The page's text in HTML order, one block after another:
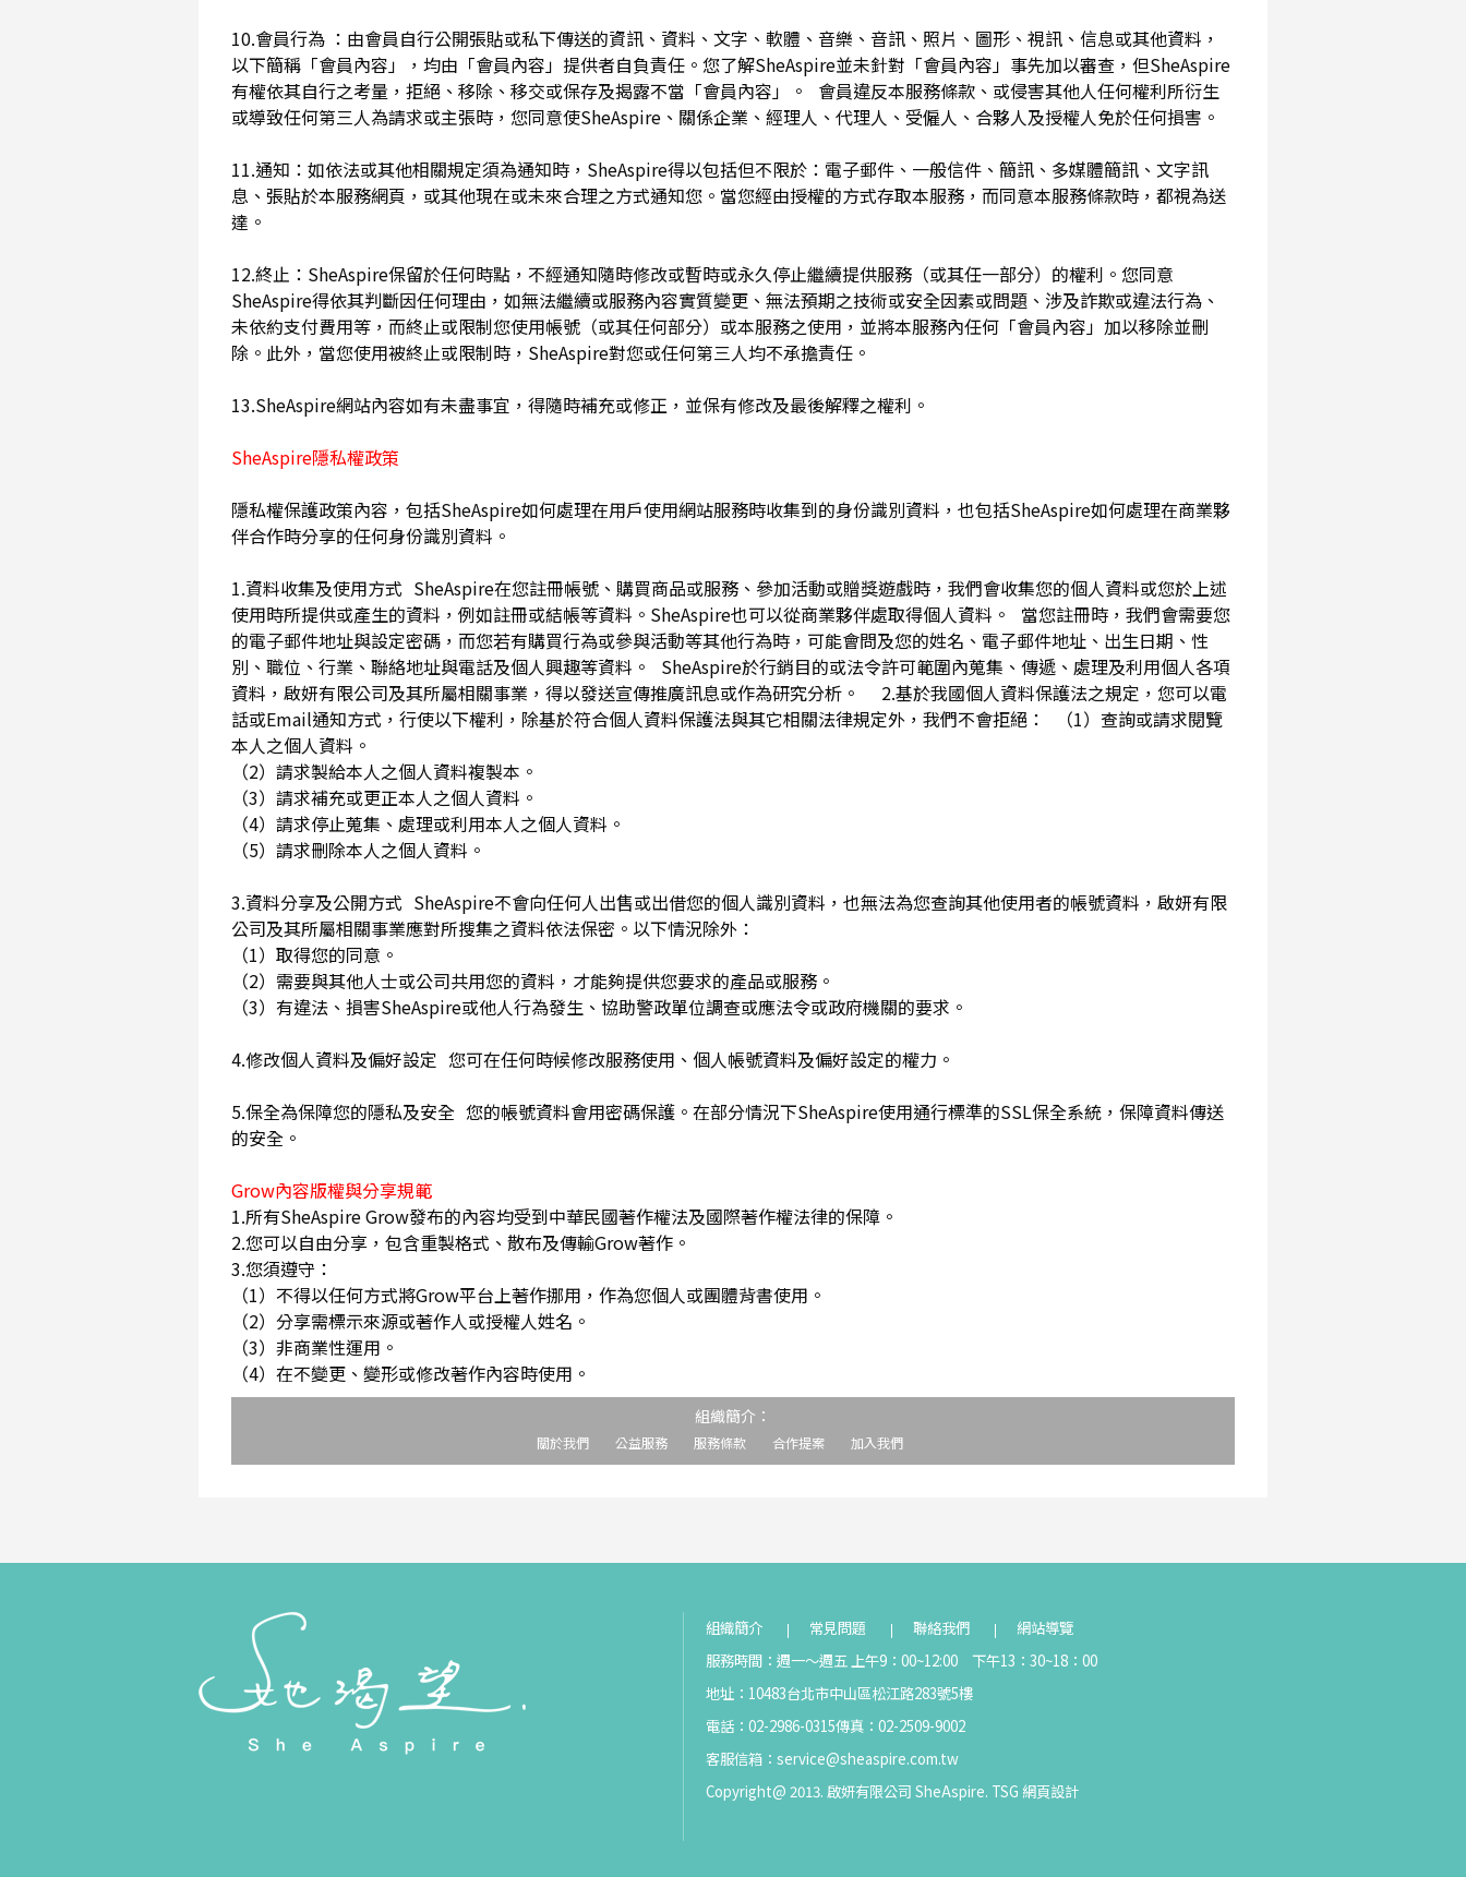
10.會員行為 ：由會員自行公開張貼或私下傳送的資訊、資料、文字、軟體、音樂、音訊、照片、圖形、視訊、信息或其他資料，
以下簡稱「會員內容」，均由「會員內容」提供者自負責任。您了解SheAspire並未針對「會員內容」事先加以審查，但SheAspire
有權依其自行之考量，拒絕、移除、移交或保存及揭露不當「會員內容」。 會員違反本服務條款、或侵害其他人任何權利所衍生
或導致任何第三人為請求或主張時，您同意使SheAspire、關係企業、經理人、代理人、受僱人、合夥人及授權人免於任何損害。
11.通知：如依法或其他相關規定須為通知時，SheAspire得以包括但不限於：電子郵件、一般信件、簡訊、多媒體簡訊、文字訊
息、張貼於本服務網頁，或其他現在或未來合理之方式通知您。當您經由授權的方式存取本服務，而同意本服務條款時，都視為送
達。
12.終止：SheAspire保留於任何時點，不經通知隨時修改或暫時或永久停止繼續提供服務（或其任一部分）的權利。您同意
SheAspire得依其判斷因任何理由，如無法繼續或服務內容實質變更、無法預期之技術或安全因素或問題、涉及詐欺或違法行為、
未依約支付費用等，而終止或限制您使用帳號（或其任何部分）或本服務之使用，並將本服務內任何「會員內容」加以移除並刪
除。此外，當您使用被終止或限制時，SheAspire對您或任何第三人均不承擔責任。
13.SheAspire網站內容如有未盡事宜，得隨時補充或修正，並保有修改及最後解釋之權利。
SheAspire隱私權政策
隱私權保護政策內容，包括SheAspire如何處理在用戶使用網站服務時收集到的身份識別資料，也包括SheAspire如何處理在商業夥
伴合作時分享的任何身份識別資料。
1.資料收集及使用方式 SheAspire在您註冊帳號、購買商品或服務、參加活動或贈獎遊戲時，我們會收集您的個人資料或您於上述
使用時所提供或產生的資料，例如註冊或結帳等資料。SheAspire也可以從商業夥伴處取得個人資料。 當您註冊時，我們會需要您
的電子郵件地址與設定密碼，而您若有購買行為或參與活動等其他行為時，可能會問及您的姓名、電子郵件地址、出生日期、性
別、職位、行業、聯絡地址與電話及個人興趣等資料。 SheAspire於行銷目的或法令許可範圍內蒐集、傳遞、處理及利用個人各項
資料，啟妍有限公司及其所屬相關事業，得以發送宣傳推廣訊息或作為研究分析。 2.基於我國個人資料保護法之規定，您可以電
話或Email通知方式，行使以下權利，除基於符合個人資料保護法與其它相關法律規定外，我們不會拒絕： （1）查詢或請求閱覽
本人之個人資料。
（2）請求製給本人之個人資料複製本。
（3）請求補充或更正本人之個人資料。
（4）請求停止蒐集、處理或利用本人之個人資料。
（5）請求刪除本人之個人資料。
3.資料分享及公開方式 SheAspire不會向任何人出售或出借您的個人識別資料，也無法為您查詢其他使用者的帳號資料，啟妍有限
公司及其所屬相關事業應對所搜集之資料依法保密。以下情況除外：
（1）取得您的同意。
（2）需要與其他人士或公司共用您的資料，才能夠提供您要求的產品或服務。
（3）有違法、損害SheAspire或他人行為發生、協助警政單位調查或應法令或政府機關的要求。
4.修改個人資料及偏好設定 您可在任何時候修改服務使用、個人帳號資料及偏好設定的權力。
5.保全為保障您的隱私及安全 您的帳號資料會用密碼保護。在部分情況下SheAspire使用通行標準的SSL保全系統，保障資料傳送
的安全。
Grow內容版權與分享規範
1.所有SheAspire Grow發布的內容均受到中華民國著作權法及國際著作權法律的保障。
2.您可以自由分享，包含重製格式、散布及傳輸Grow著作。
3.您須遵守：
（1）不得以任何方式將Grow平台上著作挪用，作為您個人或團體背書使用。
（2）分享需標示來源或著作人或授權人姓名。
（3）非商業性運用。
（4）在不變更、變形或修改著作內容時使用。
組織簡介：
關於我們 公益服務 服務條款 合作提案 加入我們
組織簡介 常見問題 聯絡我們
網站導覽
服務時間：週一～週五 上午9：00~12:00 下午13：30~18：00
地址：10483台北市中山區松江路283號5樓
電話：02-2986-0315傳真：02-2509-9002
客服信箱： service@sheaspire.com.tw
Copyright@ 2013. 啟妍有限公司 SheAspire. TSG 網頁設計